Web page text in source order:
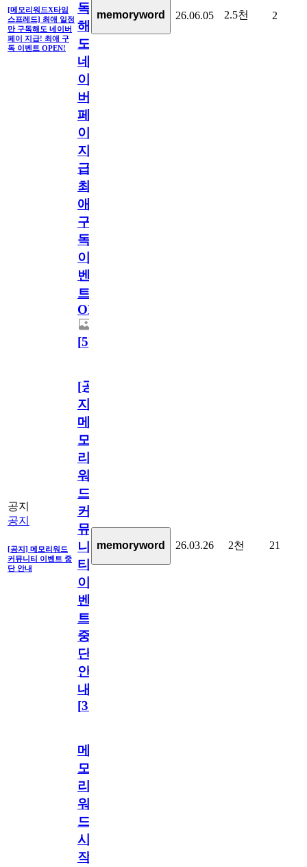
[메모리워드X타임
스프레드] 최애 일정
만 구독해도 네이버
페이 지급! 최애 구
독 이벤트 OPEN!
독
해
도
네
이
버
페
이
지
급!
최
애
구
독
이
벤
트
OPEN!
[5]
memoryword 26.06.05 2.5천 2
공지
공지
[공지] 메모리워드
커뮤니티 이벤트 중
단 안내
[공
지]
메
모
리
워
드
커
뮤
니
티
이
벤
트
중
단
안
내
[31
memoryword 26.03.26 2천 21
메
모
리
워
드
시
작